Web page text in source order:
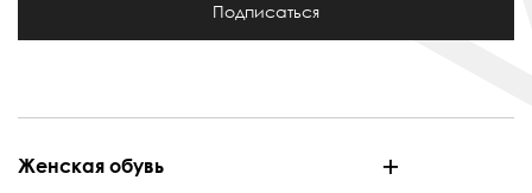
Подписаться
Женская обувь